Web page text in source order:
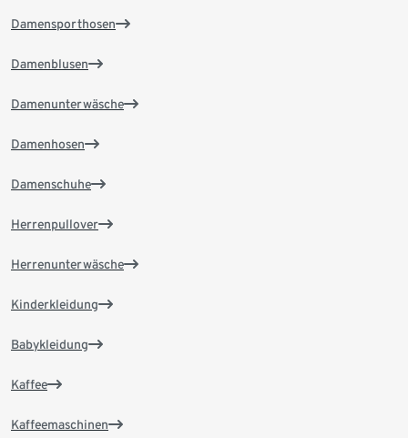
Damensporthosen
Damenblusen
Damenunterwäsche
Damenhosen
Damenschuhe
Herrenpullover
Herrenunterwäsche
Kinderkleidung
Babykleidung
Kaffee
Kaffeemaschinen